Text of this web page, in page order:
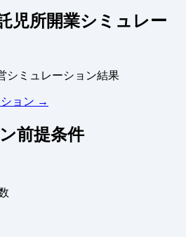
児所開業シミュレー
シミュレーション結果
ション →
前提条件